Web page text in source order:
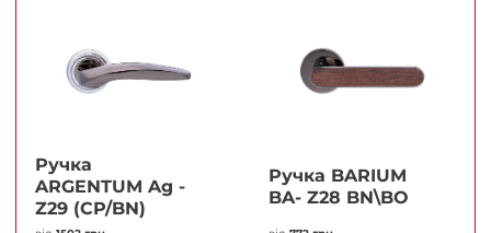
Ручка
ARGENTUM Ag -
Z29 (CP/BN)
Ручка BARIUM
BA- Z28 BN\BO